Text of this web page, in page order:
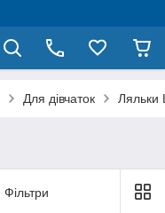
Для дівчаток Ляльки
Фільтри